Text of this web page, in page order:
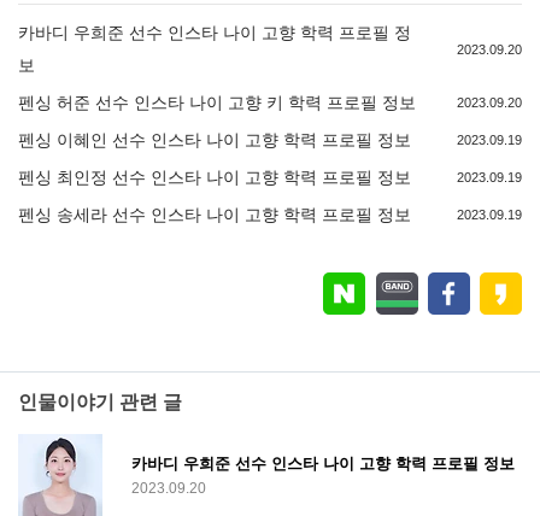
카바디 우희준 선수 인스타 나이 고향 학력 프로필 정
보
2023.09.20
펜싱 허준 선수 인스타 나이 고향 키 학력 프로필 정보 2023.09.20
펜싱 이혜인 선수 인스타 나이 고향 학력 프로필 정보 2023.09.19
펜싱 최인정 선수 인스타 나이 고향 학력 프로필 정보 2023.09.19
펜싱 송세라 선수 인스타 나이 고향 학력 프로필 정보 2023.09.19
인물이야기 관련 글
카바디 우희준 선수 인스타 나이 고향 학력 프로필 정보
2023.09.20